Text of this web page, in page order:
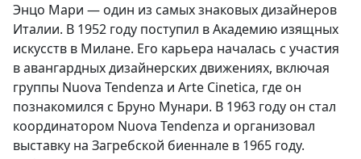
Энцо Мари — один из самых знаковых дизайнеров
Италии. В 1952 году поступил в Академию изящных
искусств в Милане. Его карьера началась с участия
в авангардных дизайнерских движениях, включая
группы Nuova Tendenza и Arte Cinetica, где он
познакомился с Бруно Мунари. В 1963 году он стал
координатором Nuova Tendenza и организовал
выставку на Загребской биеннале в 1965 году.